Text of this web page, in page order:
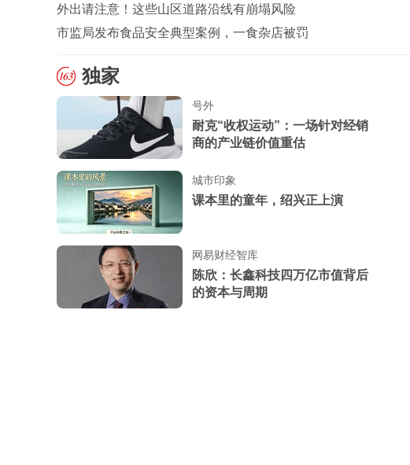
外出请注意！这些山区道路沿线有崩塌风险
市监局发布食品安全典型案例，一食杂店被罚
独家
号外
耐克“收权运动”：一场针对经销
商的产业链价值重估
城市印象
课本里的童年，绍兴正上演
网易财经智库
陈欣：长鑫科技四万亿市值背后
的资本与周期